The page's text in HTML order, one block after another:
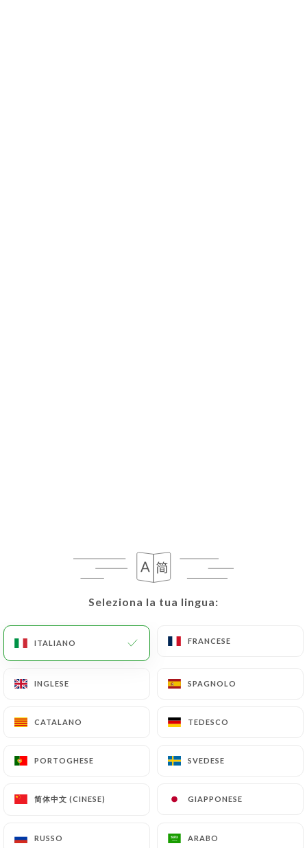
Seleziona la tua lingua:
ITALIANO FRANCESE
INGLESE SPAGNOLO
CATALANO TEDESCO
PORTOGHESE SVEDESE
简体中文 (CINESE) GIAPPONESE
RUSSO ARABO
Seleziona la tua lingua:
ITALIANO FRANCESE
INGLESE SPAGNOLO
CATALANO TEDESCO
PORTOGHESE SVEDESE
简体中文 (CINESE) GIAPPONESE
RUSSO ARABO